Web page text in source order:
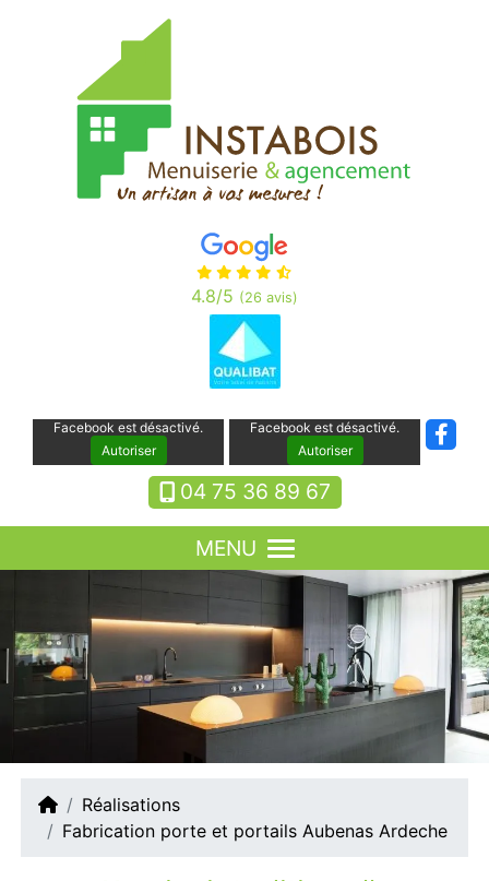
4.8/5 (26 avis)
Facebook est désactivé.
Autoriser
Facebook est désactivé.
Autoriser
04 75 36 89 67
MENU
Réalisations
Fabrication porte et portails Aubenas Ardeche
Panneau de gestion des cookies